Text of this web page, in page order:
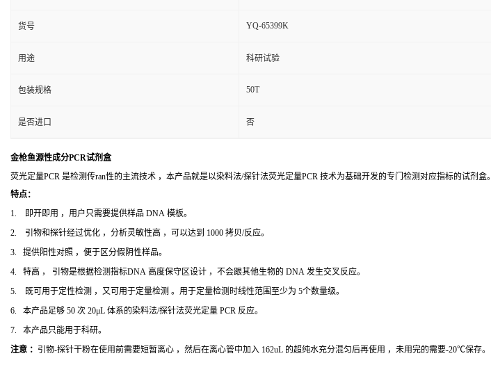
货号 YQ-65399K
用途 科研试验
包装规格 50T
是否进口 否
金枪鱼源性成分PCR试剂盒
荧光定量PCR 是检测传ran性的主流技术 ，本产品就是以染料法/探针法荧光定量PCR 技术为基础开发的专门检测对应指标的试剂盒。
特点：
1. 即开即用 ，用户只需要提供样品 DNA 模板。
2. 引物和探针经过优化 ，分析灵敏性高 ，可以达到 1000 拷贝/反应。
3. 提供阳性对照 ，便于区分假阴性样品。
4. 特高 ， 引物是根据检测指标DNA 高度保守区设计 ，不会跟其他生物的 DNA 发生交叉反应。
5. 既可用于定性检测 ，又可用于定量检测 。用于定量检测时线性范围至少为 5个数量级。
6. 本产品足够 50 次 20μL 体系的染料法/探针法荧光定量 PCR 反应。
7. 本产品只能用于科研。
注意 ： 引物-探针干粉在使用前需要短暂离心 ，然后在离心管中加入 162uL 的超纯水充分混匀后再使用 ，未用完的需要-20℃保存。